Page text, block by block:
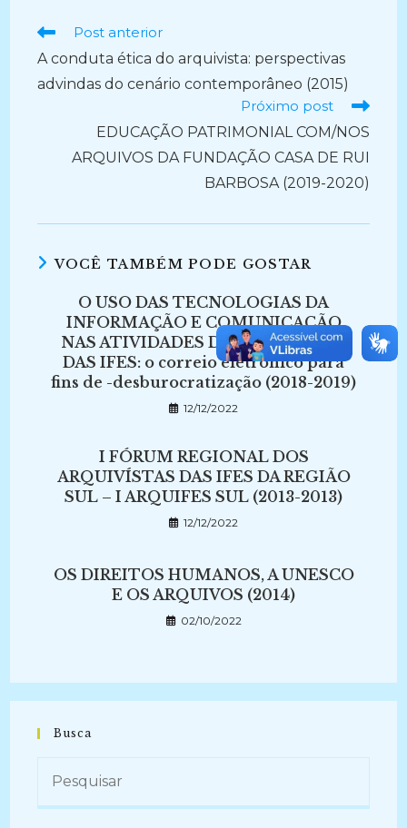
Ler
artigos
Post anterior
A conduta ética do arquivista: perspectivas
advindas do cenário contemporâneo (2015)
Próximo post
EDUCAÇÃO PATRIMONIAL COM/NOS
ARQUIVOS DA FUNDAÇÃO CASA DE RUI
BARBOSA (2019-2020)
VOCÊ TAMBÉM PODE GOSTAR
O USO DAS TECNOLOGIAS DA
INFORMAÇÃO E COMUNICAÇÃO
NAS ATIVIDADES DE PROTOCOLO
DAS IFES: o correio eletrônico para
fins de -desburocratização (2018-2019)
12/12/2022
I FÓRUM REGIONAL DOS
ARQUIVÍSTAS DAS IFES DA REGIÃO
SUL – I ARQUIFES SUL (2013-2013)
12/12/2022
OS DIREITOS HUMANOS, A UNESCO
E OS ARQUIVOS (2014)
02/10/2022
Busca